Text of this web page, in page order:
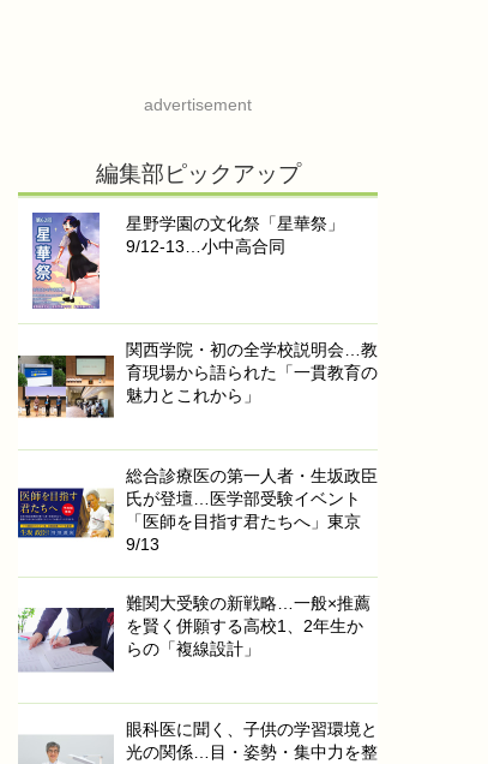
advertisement
編集部ピックアップ
星野学園の文化祭「星華祭」
9/12-13…小中高合同
関西学院・初の全学校説明会…教
育現場から語られた「一貫教育の
魅力とこれから」
総合診療医の第一人者・生坂政臣
氏が登壇…医学部受験イベント
「医師を目指す君たちへ」東京
9/13
難関大受験の新戦略…一般×推薦
を賢く併願する高校1、2年生か
らの「複線設計」
眼科医に聞く、子供の学習環境と
光の関係…目・姿勢・集中力を整